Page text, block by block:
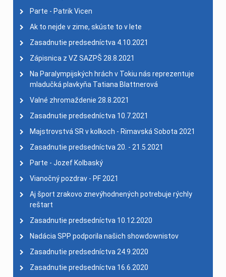
Parte - Patrik Vicen
Ak to nejde v zime, skúste to v lete
Zasadnutie predsedníctva 4.10.2021
Zápisnica z VZ SAZPŠ 28.8.2021
Na Paralympijských hrách v Tokiu nás reprezentuje
mladučká plavkyňa Tatiana Blattnerová
Valné zhromaždenie 28.8.2021
Zasadnutie predsedníctva 10.7.2021
Majstrovstvá SR v kolkoch - Rimavská Sobota 2021
Zasadnutie predsedníctva 20. - 21.5.2021
Parte - Jozef Kolbaský
Vianočný pozdrav - PF 2021
Aj šport zrakovo znevýhodnených potrebuje rýchly
reštart
Zasadnutie predsedníctva 10.12.2020
Nadácia SPP podporila našich showdownistov
Zasadnutie predsedníctva 24.9.2020
Zasadnutie predsedníctva 16.6.2020